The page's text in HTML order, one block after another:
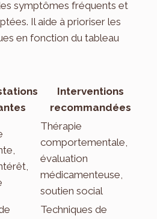
symptômes fréquents et
Il aide à prioriser les
en fonction du tableau
Interventions
recommandées
Thérapie
comportementale,
évaluation
médicamenteuse,
soutien social
Techniques de